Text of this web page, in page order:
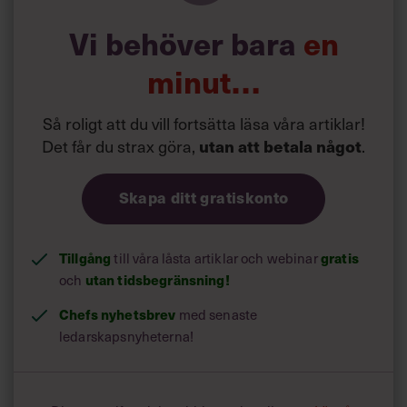
Vi behöver bara en
minut…
Så roligt att du vill fortsätta läsa våra artiklar!
Det får du strax göra, utan att betala något.
Skapa ditt gratiskonto
Tillgångtill våra låsta artiklar och webinargratis
och utan tidsbegränsning!
Chefs nyhetsbrev med senaste
ledarskapsnyheterna!